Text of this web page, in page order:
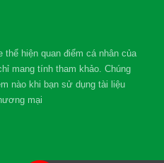
hiện quan điểm cá nhân của
mang tính tham khảo. Chúng
nào khi bạn sử dụng tài liệu
mại